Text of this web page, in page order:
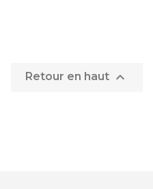
Retour en haut 